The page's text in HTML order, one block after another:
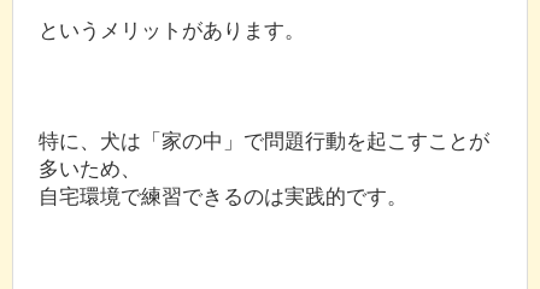
というメリットがあります。
特に、犬は「家の中」で問題行動を起こすことが
多いため、
自宅環境で練習できるのは実践的です。